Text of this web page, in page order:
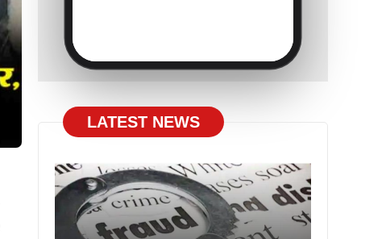
LATEST NEWS